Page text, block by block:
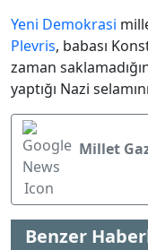
Yeni Demokrasi
Plevris, babası
zaman
yaptığı Nazi
Millet
Benzer